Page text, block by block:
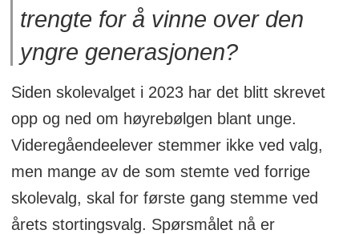
trengte for å vinne over den
yngre generasjonen?
Siden skolevalget i 2023 har det blitt skrevet
opp og ned om høyrebølgen blant unge.
Videregåendeelever stemmer ikke ved valg,
men mange av de som stemte ved forrige
skolevalg, skal for første gang stemme ved
årets stortingsvalg. Spørsmålet nå er